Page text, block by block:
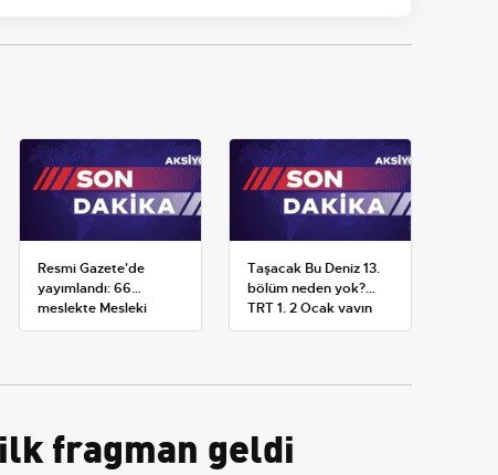
Resmi Gazete'de
yayımlandı: 66
meslekte Mesleki
Yeterlilik Belgesi
Taşacak Bu Deniz 13.
bölüm neden yok?
TRT 1, 2 Ocak yayın
planını değiştirdi
ilk fragman geldi